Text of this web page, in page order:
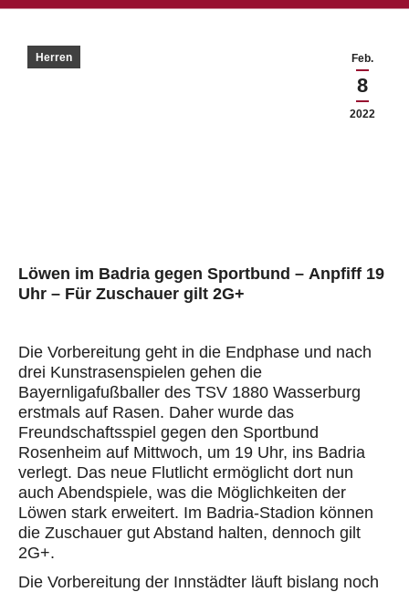
Feb.
8
2022
Herren
Löwen im Badria gegen Sportbund – Anpfiff 19
Uhr – Für Zuschauer gilt 2G+
Die Vorbereitung geht in die Endphase und nach
drei Kunstrasenspielen gehen die
Bayernligafußballer des TSV 1880 Wasserburg
erstmals auf Rasen. Daher wurde das
Freundschaftsspiel gegen den Sportbund
Rosenheim auf Mittwoch, um 19 Uhr, ins Badria
verlegt. Das neue Flutlicht ermöglicht dort nun
auch Abendspiele, was die Möglichkeiten der
Löwen stark erweitert. Im Badria-Stadion können
die Zuschauer gut Abstand halten, dennoch gilt
2G+.
Die Vorbereitung der Innstädter läuft bislang noch